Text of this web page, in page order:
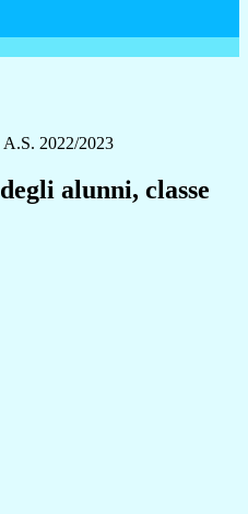
A.S. 2022/2023
alunni, classe